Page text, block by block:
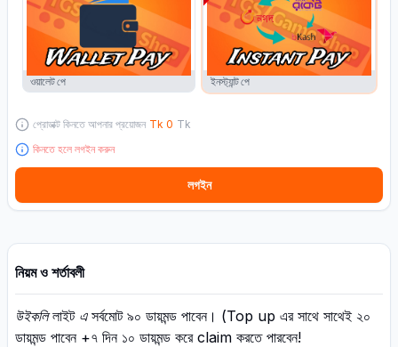
ওয়ালেট পে ইনস্ট্যান্ট পে
প্রোডাক্ট কিনতে আপনার প্রয়োজন Tk 0 Tk
কিনতে হলে লগইন করুন
লগইন
নিয়ম ও শর্তাবলী
উইকলিলাইট এসর্বমোট ৯০ ডায়মন্ড পাবেন। (Top up এর সাথে সাথেই ২০
ডায়মন্ড পাবেন +৭ দিন ১০ ডায়মন্ড করে claim করতে পারবেন!